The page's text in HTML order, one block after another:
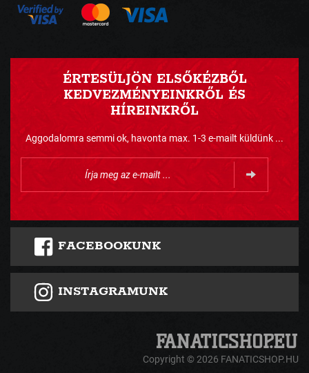
ÉRTESÜLJÖN ELSŐKÉZBŐL
KEDVEZMÉNYEINKRŐL ÉS
HÍREINKRŐL
Aggodalomra semmi ok, havonta max. 1-3 e-mailt küldünk ...
FACEBOOKUNK
INSTAGRAMUNK
Copyright © 2026 FANATICSHOP.HU